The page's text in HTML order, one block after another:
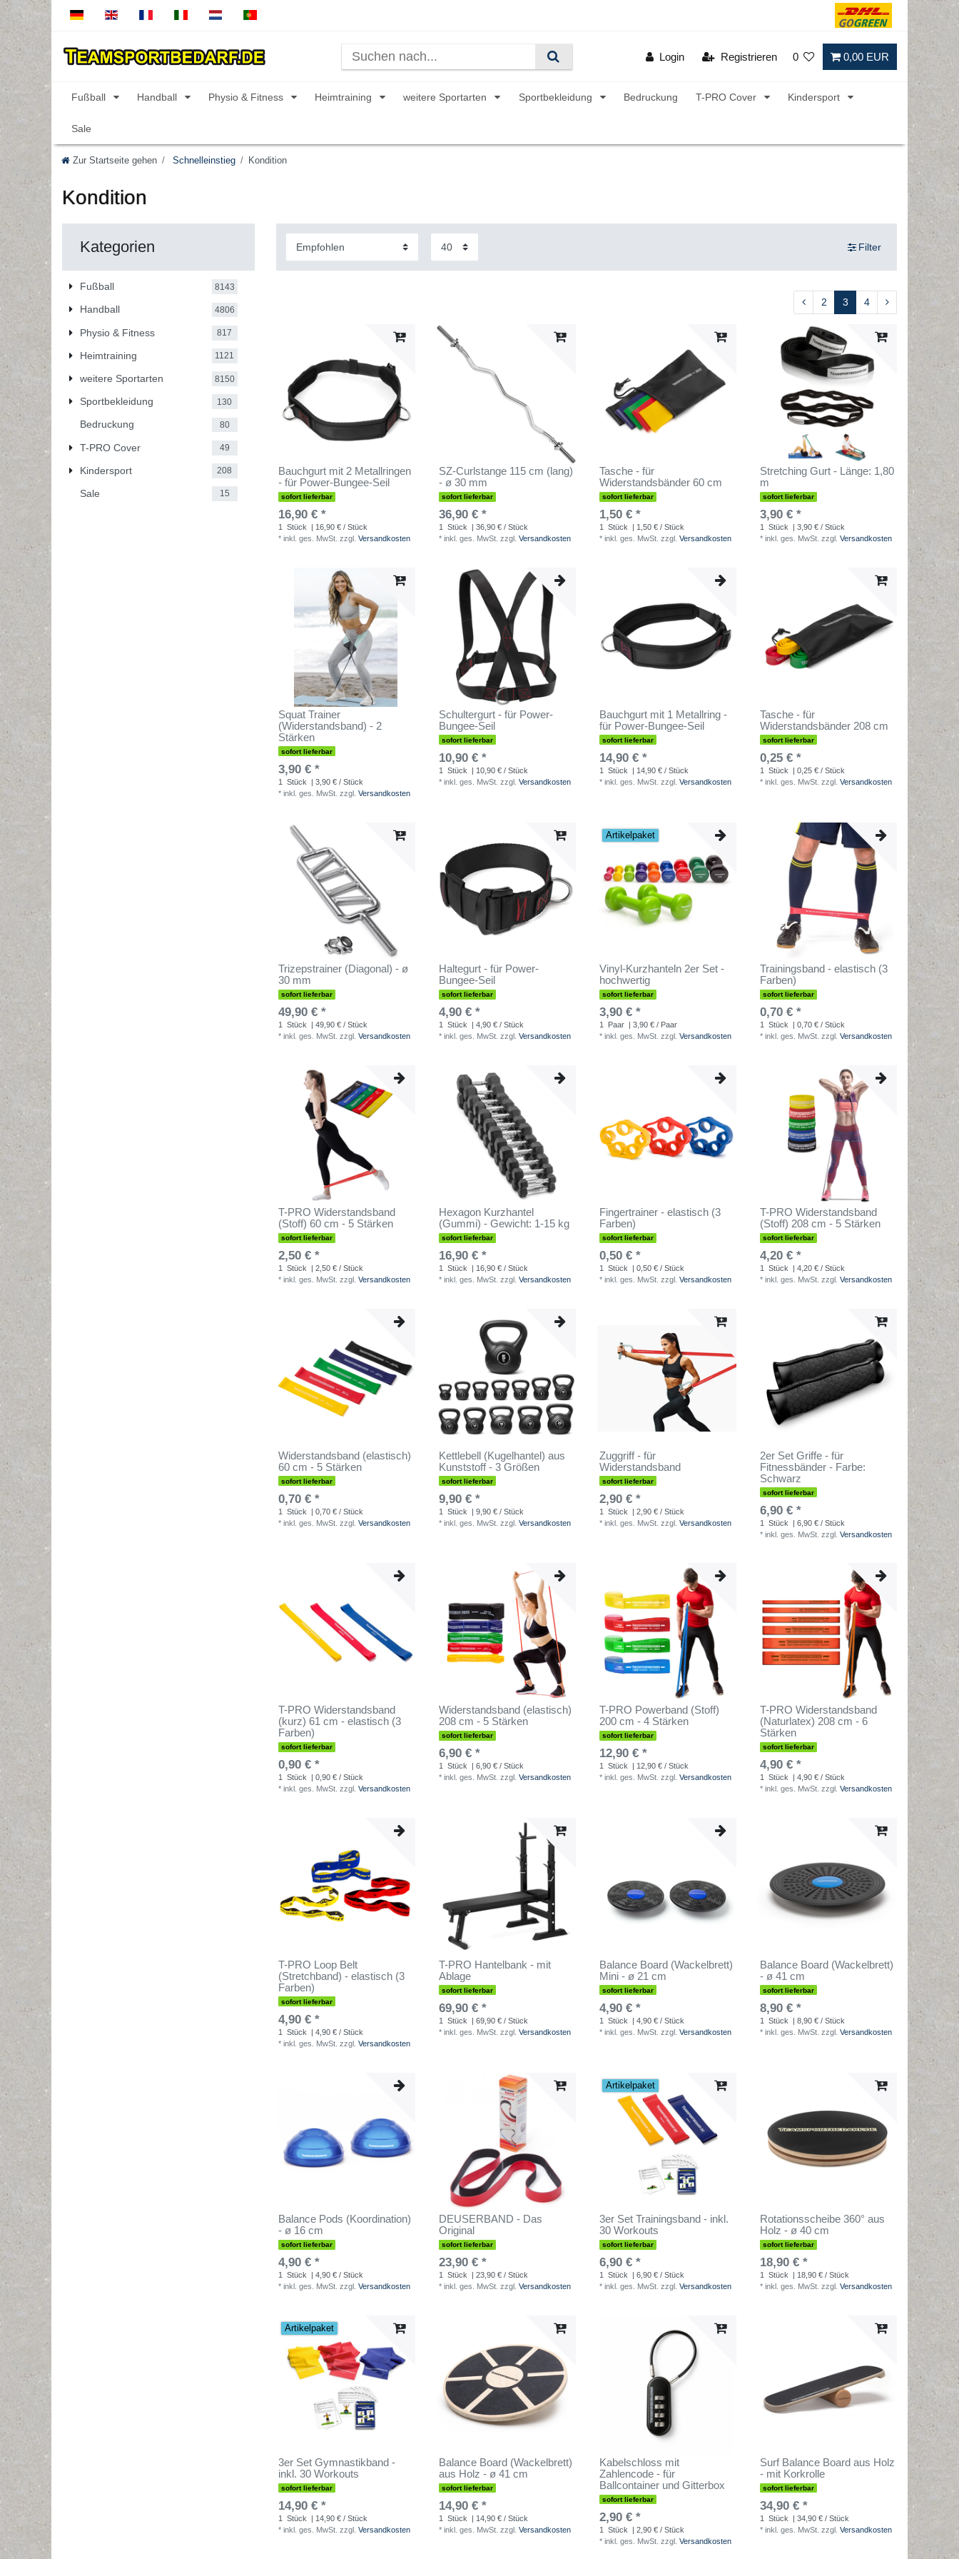
Login Registrieren 0 0,00 EUR
Fußball Handball Physio & Fitness Heimtraining weitere Sportarten Sportbekleidung Bedruckung T-PRO Cover Kindersport
Sale
Zur Startseite gehen Schnelleinstieg Kondition
Kondition
Kategorien
Fußball 8143
Handball 4806
Physio & Fitness 817
Heimtraining 1121
weitere Sportarten 8150
Sportbekleidung 130
Bedruckung 80
T-PRO Cover 49
Kindersport 208
Sale 15
Filter
2 3 4
Bauchgurt mit 2 Metallringen
- für Power-Bungee-Seil
sofort lieferbar
16,90 € *
1 Stück
| 16,90 € / Stück
* inkl. ges. MwSt. zzgl. Versandkosten
SZ-Curlstange 115 cm (lang)
- ø 30 mm
sofort lieferbar
36,90 € *
1 Stück
| 36,90 € / Stück
* inkl. ges. MwSt. zzgl. Versandkosten
Tasche - für
Widerstandsbänder 60 cm
sofort lieferbar
1,50 € *
1 Stück
| 1,50 € / Stück
* inkl. ges. MwSt. zzgl. Versandkosten
Stretching Gurt - Länge: 1,80
m
sofort lieferbar
3,90 € *
1 Stück
| 3,90 € / Stück
* inkl. ges. MwSt. zzgl. Versandkosten
Squat Trainer
(Widerstandsband) - 2
Stärken
sofort lieferbar
3,90 € *
1 Stück
| 3,90 € / Stück
* inkl. ges. MwSt. zzgl. Versandkosten
Schultergurt - für Power-
Bungee-Seil
sofort lieferbar
10,90 € *
1 Stück
| 10,90 € / Stück
* inkl. ges. MwSt. zzgl. Versandkosten
Bauchgurt mit 1 Metallring -
für Power-Bungee-Seil
sofort lieferbar
14,90 € *
1 Stück
| 14,90 € / Stück
* inkl. ges. MwSt. zzgl. Versandkosten
Tasche - für
Widerstandsbänder 208 cm
sofort lieferbar
0,25 € *
1 Stück
| 0,25 € / Stück
* inkl. ges. MwSt. zzgl. Versandkosten
Trizepstrainer (Diagonal) - ø
30 mm
sofort lieferbar
49,90 € *
1 Stück
| 49,90 € / Stück
* inkl. ges. MwSt. zzgl. Versandkosten
Haltegurt - für Power-
Bungee-Seil
sofort lieferbar
4,90 € *
1 Stück
| 4,90 € / Stück
* inkl. ges. MwSt. zzgl. Versandkosten
Artikelpaket
Vinyl-Kurzhanteln 2er Set -
hochwertig
sofort lieferbar
3,90 € *
1 Paar
| 3,90 € / Paar
* inkl. ges. MwSt. zzgl. Versandkosten
Trainingsband - elastisch (3
Farben)
sofort lieferbar
0,70 € *
1 Stück
| 0,70 € / Stück
* inkl. ges. MwSt. zzgl. Versandkosten
T-PRO Widerstandsband
(Stoff) 60 cm - 5 Stärken
sofort lieferbar
2,50 € *
1 Stück
| 2,50 € / Stück
* inkl. ges. MwSt. zzgl. Versandkosten
Hexagon Kurzhantel
(Gummi) - Gewicht: 1-15 kg
sofort lieferbar
16,90 € *
1 Stück
| 16,90 € / Stück
* inkl. ges. MwSt. zzgl. Versandkosten
Fingertrainer - elastisch (3
Farben)
sofort lieferbar
0,50 € *
1 Stück
| 0,50 € / Stück
* inkl. ges. MwSt. zzgl. Versandkosten
T-PRO Widerstandsband
(Stoff) 208 cm - 5 Stärken
sofort lieferbar
4,20 € *
1 Stück
| 4,20 € / Stück
* inkl. ges. MwSt. zzgl. Versandkosten
Widerstandsband (elastisch)
60 cm - 5 Stärken
sofort lieferbar
0,70 € *
1 Stück
| 0,70 € / Stück
* inkl. ges. MwSt. zzgl. Versandkosten
Kettlebell (Kugelhantel) aus
Kunststoff - 3 Größen
sofort lieferbar
9,90 € *
1 Stück
| 9,90 € / Stück
* inkl. ges. MwSt. zzgl. Versandkosten
Zuggriff - für
Widerstandsband
sofort lieferbar
2,90 € *
1 Stück
| 2,90 € / Stück
* inkl. ges. MwSt. zzgl. Versandkosten
2er Set Griffe - für
Fitnessbänder - Farbe:
Schwarz
sofort lieferbar
6,90 € *
1 Stück
| 6,90 € / Stück
* inkl. ges. MwSt. zzgl. Versandkosten
T-PRO Widerstandsband
(kurz) 61 cm - elastisch (3
Farben)
sofort lieferbar
0,90 € *
1 Stück
| 0,90 € / Stück
* inkl. ges. MwSt. zzgl. Versandkosten
Widerstandsband (elastisch)
208 cm - 5 Stärken
sofort lieferbar
6,90 € *
1 Stück
| 6,90 € / Stück
* inkl. ges. MwSt. zzgl. Versandkosten
T-PRO Powerband (Stoff)
200 cm - 4 Stärken
sofort lieferbar
12,90 € *
1 Stück
| 12,90 € / Stück
* inkl. ges. MwSt. zzgl. Versandkosten
T-PRO Widerstandsband
(Naturlatex) 208 cm - 6
Stärken
sofort lieferbar
4,90 € *
1 Stück
| 4,90 € / Stück
* inkl. ges. MwSt. zzgl. Versandkosten
T-PRO Loop Belt
(Stretchband) - elastisch (3
Farben)
sofort lieferbar
4,90 € *
1 Stück
| 4,90 € / Stück
* inkl. ges. MwSt. zzgl. Versandkosten
T-PRO Hantelbank - mit
Ablage
sofort lieferbar
69,90 € *
1 Stück
| 69,90 € / Stück
* inkl. ges. MwSt. zzgl. Versandkosten
Balance Board (Wackelbrett)
Mini - ø 21 cm
sofort lieferbar
4,90 € *
1 Stück
| 4,90 € / Stück
* inkl. ges. MwSt. zzgl. Versandkosten
Balance Board (Wackelbrett)
- ø 41 cm
sofort lieferbar
8,90 € *
1 Stück
| 8,90 € / Stück
* inkl. ges. MwSt. zzgl. Versandkosten
Balance Pods (Koordination)
- ø 16 cm
sofort lieferbar
4,90 € *
1 Stück
| 4,90 € / Stück
* inkl. ges. MwSt. zzgl. Versandkosten
DEUSERBAND - Das
Original
sofort lieferbar
23,90 € *
1 Stück
| 23,90 € / Stück
* inkl. ges. MwSt. zzgl. Versandkosten
Artikelpaket
3er Set Trainingsband - inkl.
30 Workouts
sofort lieferbar
6,90 € *
1 Stück
| 6,90 € / Stück
* inkl. ges. MwSt. zzgl. Versandkosten
Rotationsscheibe 360° aus
Holz - ø 40 cm
sofort lieferbar
18,90 € *
1 Stück
| 18,90 € / Stück
* inkl. ges. MwSt. zzgl. Versandkosten
Artikelpaket
3er Set Gymnastikband -
inkl. 30 Workouts
sofort lieferbar
14,90 € *
1 Stück
| 14,90 € / Stück
* inkl. ges. MwSt. zzgl. Versandkosten
Balance Board (Wackelbrett)
aus Holz - ø 41 cm
sofort lieferbar
14,90 € *
1 Stück
| 14,90 € / Stück
* inkl. ges. MwSt. zzgl. Versandkosten
Kabelschloss mit
Zahlencode - für
Ballcontainer und Gitterbox
sofort lieferbar
2,90 € *
1 Stück
| 2,90 € / Stück
* inkl. ges. MwSt. zzgl. Versandkosten
Surf Balance Board aus Holz
- mit Korkrolle
sofort lieferbar
34,90 € *
1 Stück
| 34,90 € / Stück
* inkl. ges. MwSt. zzgl. Versandkosten